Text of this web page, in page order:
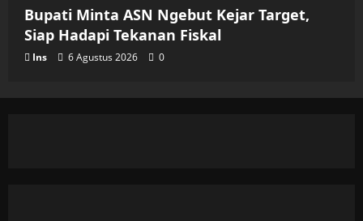
Bupati Minta ASN Ngebut Kejar Target,
Siap Hadapi Tekanan Fiskal
Ins 6 Agustus 2026 0